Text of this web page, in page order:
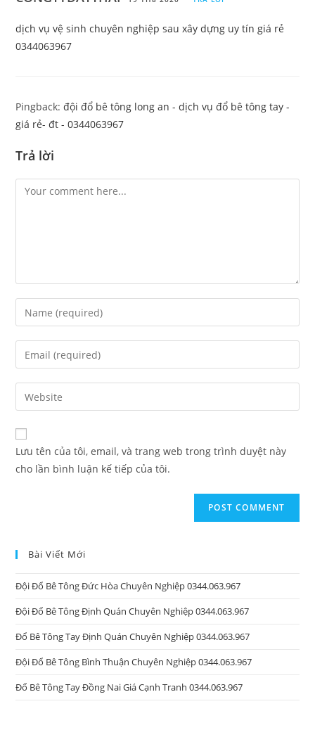
dịch vụ vệ sinh chuyên nghiệp sau xây dựng uy tín giá rẻ
0344063967
Pingback:đội đổ bê tông long an - dịch vụ đổ bê tông tay -
giá rẻ- đt - 0344063967
Trả lời
Comment
Enter
your
name
comment
Enter
your
email
address
comment
Enter
your
website
URL
(optional)
Lưu tên của tôi, email, và trang web trong trình duyệt này
cho lần bình luận kế tiếp của tôi.
Bài Viết Mới
Đội Đổ Bê Tông Đức Hòa Chuyên Nghiệp 0344.063.967
Đội Đổ Bê Tông Định Quán Chuyên Nghiệp 0344.063.967
Đổ Bê Tông Tay Định Quán Chuyên Nghiệp 0344.063.967
Đội Đổ Bê Tông Bình Thuận Chuyên Nghiệp 0344.063.967
Đổ Bê Tông Tay Đồng Nai Giá Cạnh Tranh 0344.063.967